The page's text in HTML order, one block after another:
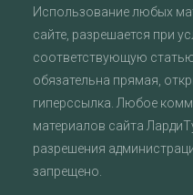
Использование любых
сайте, разрешается при
соответствующую
обязательна прямая,
гиперссылка. Любое
материалов сайта
разрешения
запрещено.